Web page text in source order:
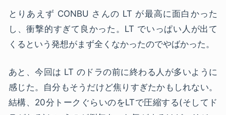
とりあえず CONBU さんの LT が最高に面白かった
し、衝撃的すぎて良かった。LT でいっぱい人が出て
くるという発想がまず全くなかったのでやばかった。
あと、今回は LT のドラの前に終わる人が多いように
感じた。自分もそうだけど焦りすぎたかもしれない。
結構、20分トークぐらいのをLTで圧縮する(そしてド